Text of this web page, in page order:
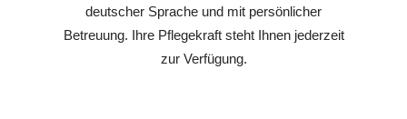
deutscher Sprache und mit persönlicher
Betreuung. Ihre Pflegekraft steht Ihnen jederzeit
zur Verfügung.